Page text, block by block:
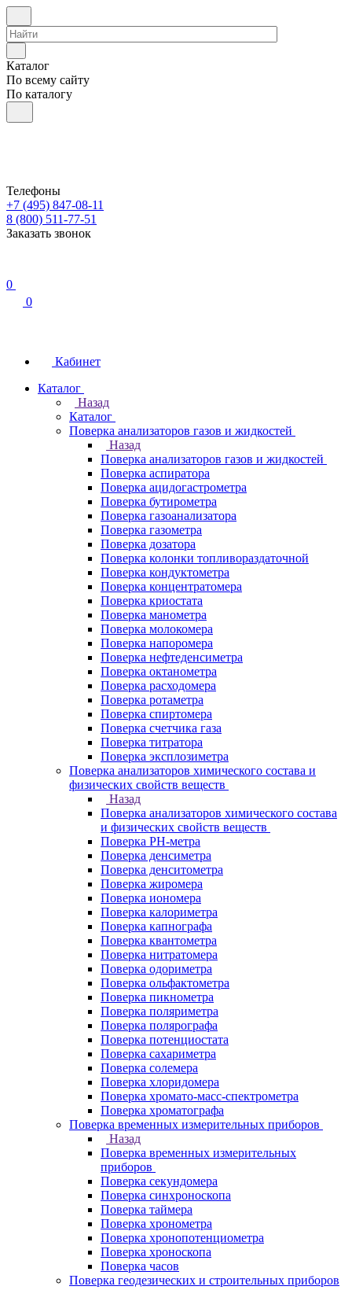
Каталог
По всему сайту
По каталогу
Телефоны
+7 (495) 847-08-11
8 (800) 511-77-51
Заказать звонок
0
0
Кабинет
Каталог
Назад
Каталог
Поверка анализаторов газов и жидкостей
Назад
Поверка анализаторов газов и жидкостей
Поверка аспиратора
Поверка ацидогастрометра
Поверка бутирометра
Поверка газоанализатора
Поверка газометра
Поверка дозатора
Поверка колонки топливораздаточной
Поверка кондуктометра
Поверка концентратомера
Поверка криостата
Поверка манометра
Поверка молокомера
Поверка напоромера
Поверка нефтеденсиметра
Поверка октанометра
Поверка расходомера
Поверка ротаметра
Поверка спиртомера
Поверка счетчика газа
Поверка титратора
Поверка эксплозиметра
Поверка анализаторов химического состава и
физических свойств веществ
Назад
Поверка анализаторов химического состава
и физических свойств веществ
Поверка PH-метра
Поверка денсиметра
Поверка денситометра
Поверка жиромера
Поверка иономера
Поверка калориметра
Поверка капнографа
Поверка квантометра
Поверка нитратомера
Поверка одориметра
Поверка ольфактометра
Поверка пикнометра
Поверка поляриметра
Поверка полярографа
Поверка потенциостата
Поверка сахариметра
Поверка солемера
Поверка хлоридомера
Поверка хромато-масс-спектрометра
Поверка хроматографа
Поверка временных измерительных приборов
Назад
Поверка временных измерительных
приборов
Поверка секундомера
Поверка синхроноскопа
Поверка таймера
Поверка хронометра
Поверка хронопотенциометра
Поверка хроноскопа
Поверка часов
Поверка геодезических и строительных приборов